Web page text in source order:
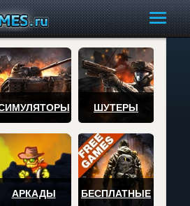
ШУТЕРЫ
АРКАДЫ БЕСПЛАТНЫЕ